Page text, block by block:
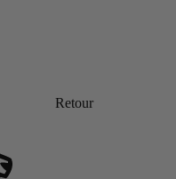
Retour